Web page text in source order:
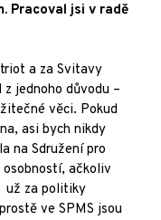
Pracoval jsi v radě
a za Svitavy
jednoho důvodu –
věci. Pokud
asi bych nikdy
na Sdružení pro
ačkoliv
už za politiky
ve SPMS jsou